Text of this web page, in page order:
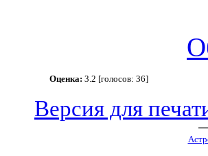
Оценка: 3.2 [голосов: 36]
Версия для